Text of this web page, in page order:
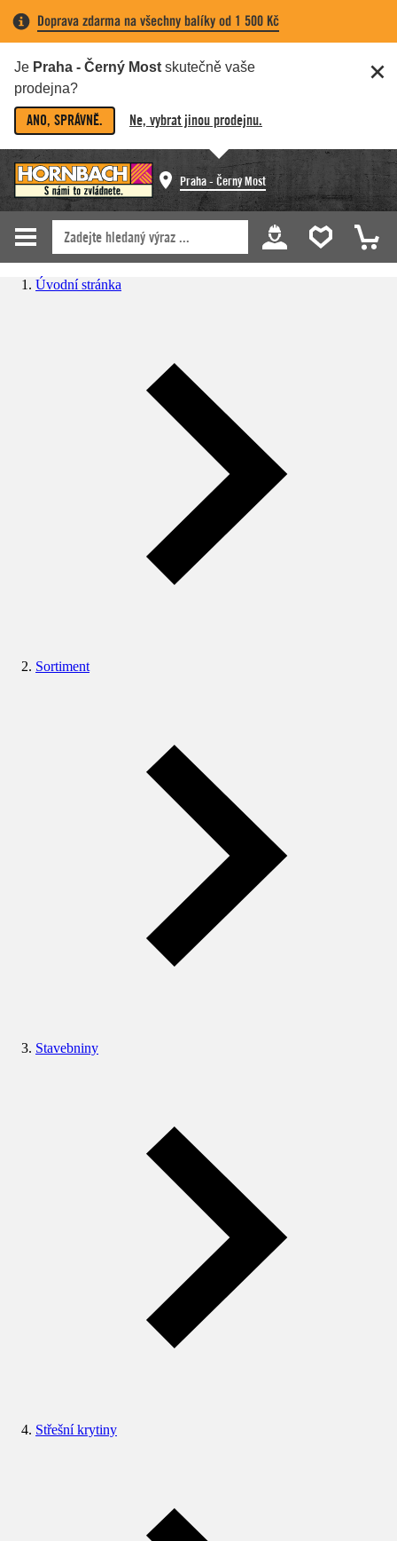
Doprava zdarma na všechny balíky od 1 500 Kč
Je Praha - Černý Most skutečně vaše
prodejna?
ANO, SPRÁVNĚ. Ne, vybrat jinou prodejnu.
Praha - Černý Most
Úvodní stránka
Sortiment
Stavebniny
Střešní krytiny